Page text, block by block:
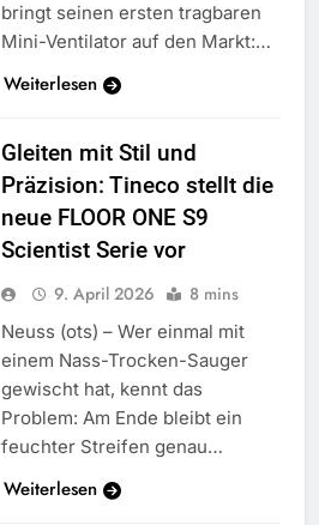
bringt seinen ersten tragbaren
Mini-Ventilator auf den Markt:…
Weiterlesen
Gleiten mit Stil und
Präzision: Tineco stellt die
neue FLOOR ONE S9
Scientist Serie vor
9. April 2026 8 mins
Neuss (ots) – Wer einmal mit
einem Nass-Trocken-Sauger
gewischt hat, kennt das
Problem: Am Ende bleibt ein
feuchter Streifen genau…
Weiterlesen